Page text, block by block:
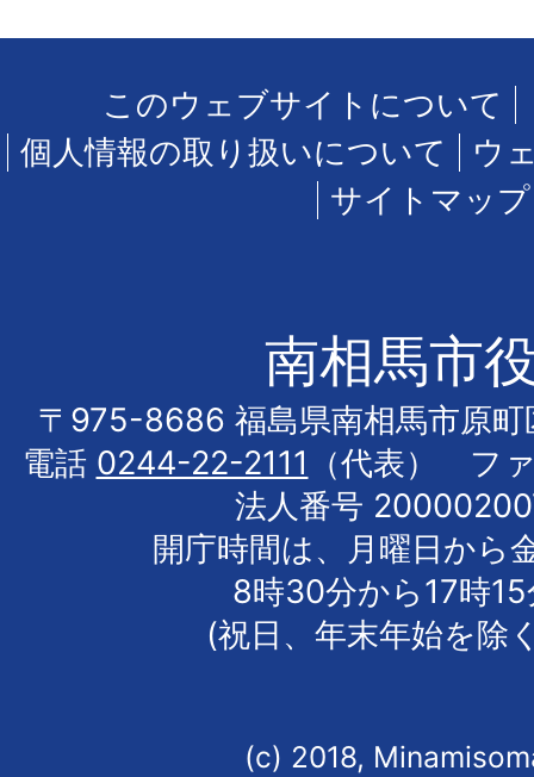
このウェブサイトについて
個人情報の取り扱いについて
ウ
サイトマップ
南相馬市
〒975-8686 福島県南相馬市原町
電話 0244-22-2111
（代表） フ
法人番号
開庁時間は、月曜日から
8時30分から17時
(祝日、年末年始を除
(c) 2018,